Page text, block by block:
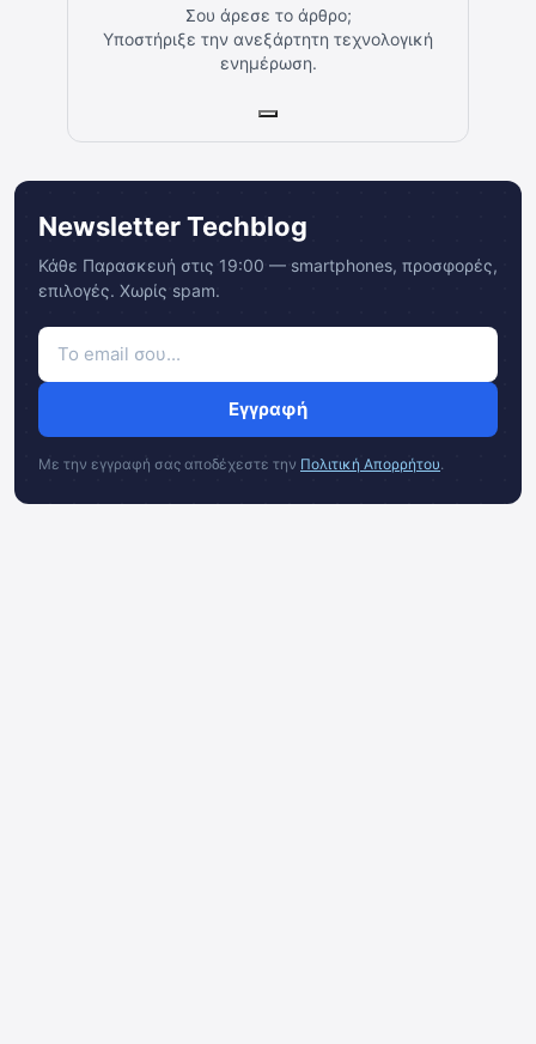
Σου άρεσε το άρθρο;
Υποστήριξε την ανεξάρτητη τεχνολογική
ενημέρωση.
Newsletter Techblog
Κάθε Παρασκευή στις 19:00 — smartphones, προσφορές,
επιλογές. Χωρίς spam.
Εγγραφή
Με την εγγραφή σας αποδέχεστε την Πολιτική Απορρήτου.